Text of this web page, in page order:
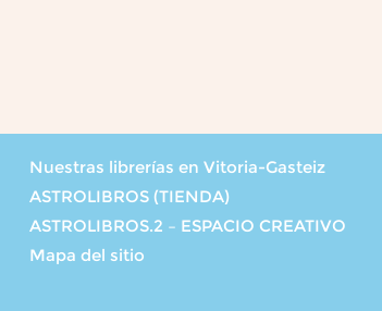
Nuestras librerías en Vitoria-Gasteiz
ASTROLIBROS (TIENDA)
ASTROLIBROS.2 – ESPACIO CREATIVO
Mapa del sitio